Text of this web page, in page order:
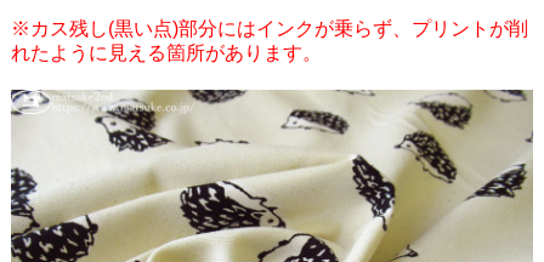
※カス残し(黒い点)部分にはインクが乗らず、プリントが削
れたように見える箇所があります。